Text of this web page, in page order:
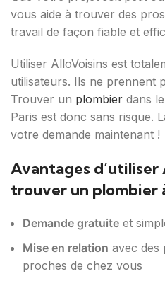
vous aide à trouver des
travail de façon fiable et
Utiliser AlloVoisins est
utilisateurs. Ils ne prennent
Trouver un plombier dans
Paris est donc sans risque.
votre demande maintenant !
Avantages d’utiliser
trouver un plombier
Demande gratuite et
Mise en relation avec des
proches de chez vous